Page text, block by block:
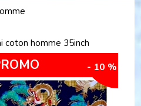
coton homme 35inch
- 10 %